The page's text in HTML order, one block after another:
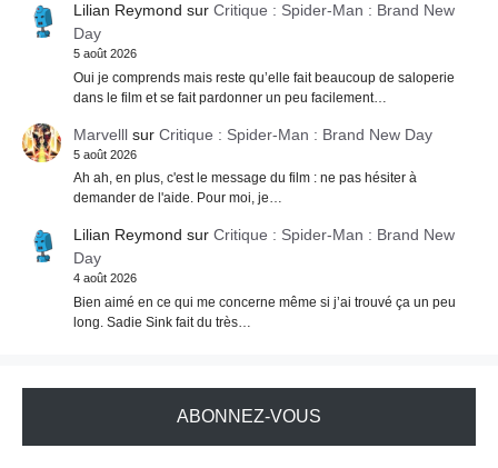
Lilian Reymond sur Critique : Spider-Man : Brand New
Day
5 août 2026
Oui je comprends mais reste qu’elle fait beaucoup de saloperie
dans le film et se fait pardonner un peu facilement…
Marvelllsur Critique : Spider-Man : Brand New Day
5 août 2026
Ah ah, en plus, c'est le message du film : ne pas hésiter à
demander de l'aide. Pour moi, je…
Lilian Reymond sur Critique : Spider-Man : Brand New
Day
4 août 2026
Bien aimé en ce qui me concerne même si j’ai trouvé ça un peu
long. Sadie Sink fait du très…
ABONNEZ-VOUS